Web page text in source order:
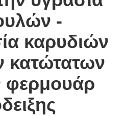
-
καρυδιών
κατώτατων
φερμουάρ